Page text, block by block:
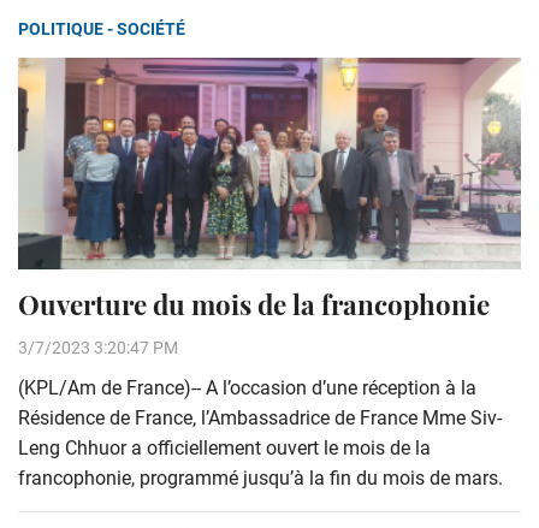
POLITIQUE - SOCIÉTÉ
Ouverture du mois de la francophonie
3/7/2023 3:20:47 PM
(KPL/Am de France)-- A l’occasion d’une réception à la
Résidence de France, l’Ambassadrice de France Mme Siv-
Leng Chhuor a officiellement ouvert le mois de la
francophonie, programmé jusqu’à la fin du mois de mars.